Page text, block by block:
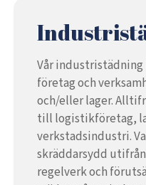
Vår industristädning
företag och
och/eller lager.
till logistikföretag,
verkstadsindustri.
skräddarsydd
regelverk och